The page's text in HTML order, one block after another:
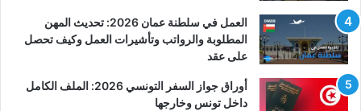
العمل في سلطنة عمان 2026: تحديث المهن
المطلوبة والرواتب وتأشيرات العمل وكيف تحصل
على عقد
أوراق جواز السفر التونسي 2026: الملف الكامل
داخل تونس وخارجها